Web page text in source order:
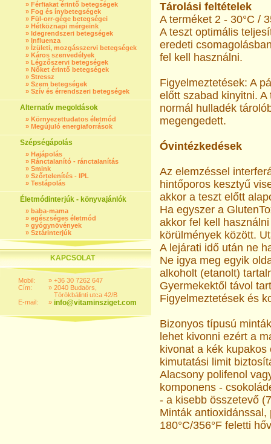
» Férfiakat érintő betegségek
» Fog és ínybetegségek
» Fül-orr-gége betegségei
» Hétköznapi mérgeink
» Idegrendszeri betegségek
» Influenza
» Ízületi, mozgásszervi betegségek
» Káros szenvedélyek
» Légzőszervi betegségek
» Nőket érintő betegségek
» Stressz
» Szem betegségek
» Szív és érrendszeri betegségek
Alternatív megoldások
» Környezettudatos életmód
» Megújuló energiaforrások
Szépségápolás
» Hajápolás
» Ránctalanító - ránctalanítás
» Smink
» Szőrtelenítés - IPL
» Testápolás
Életmódinterjúk - könyvajánlók
» baba-mama
» egészséges életmód
» gyógynövények
» Sztárinterjúk
KAPCSOLAT
Mobil:
Cím:
E-mail:
»
»
»
+36 30 7262 647
2040 Budaörs,
Törökbálinti utca 42/B
info@vitaminsziget.com
Tárolási feltételek
A terméket 2 - 30°C /
A teszt optimális
eredeti
fel kell használni.
Figyelmeztetések: A
előtt szabad kinyitni.
normál hulladék
megengedett.
Óvintézkedések
Az elemzéssel
hintőporos kesztyű
akkor a teszt előtt
Ha egyszer a
akkor fel kell
körülmények között.
A lejárati idő után ne
Ne igya meg egyik
alkoholt (etanolt)
Gyermekektől távol
Figyelmeztetések és
Bizonyos típusú
lehet kivonni ezért a
kivonat a kék
kimutatási limit
Alacsony polifenol
komponens -
- a kisebb összetevő
Minták
180°C/356°F feletti